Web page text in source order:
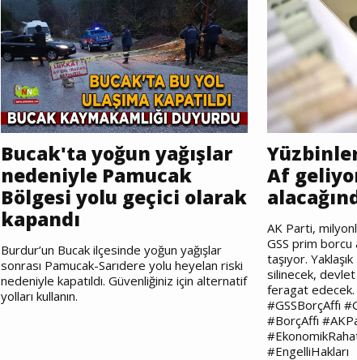
Bucak'ta yoğun yağışlar
nedeniyle Pamucak
Bölgesi yolu geçici olarak
kapandı
Burdur’un Bucak ilçesinde yoğun yağışlar
sonrası Pamucak-Sarıdere yolu heyelan riski
nedeniyle kapatıldı. Güvenliğiniz için alternatif
yolları kullanın.
Af
AK Parti,
GSS prim borcu
taşıyor.
silinecek, devlet
feragat edecek.
#GSSBorçAffı
#BorçAffı
#EngelliHakları